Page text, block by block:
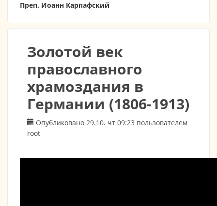
Преп. Иоанн Карпафский
Золотой век
православного
храмоздания в
Германии (1806-1913)
Опубликовано 29.10. чт 09:23 пользователем
root